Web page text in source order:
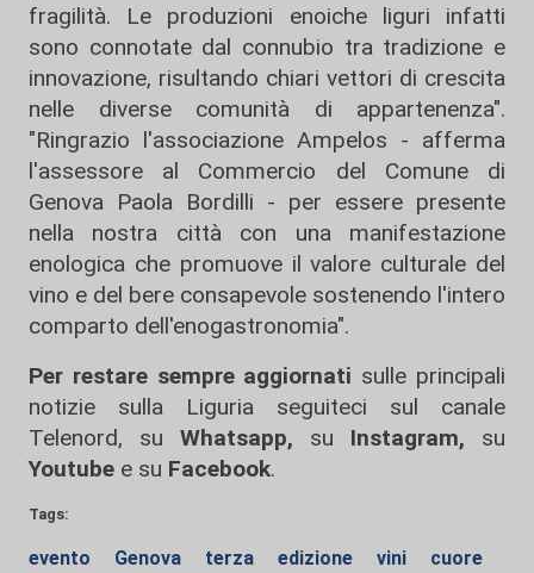
fragilità. Le produzioni enoiche liguri infatti
sono connotate dal connubio tra tradizione e
innovazione, risultando chiari vettori di crescita
nelle diverse comunità di appartenenza".
"Ringrazio l'associazione Ampelos - afferma
l'assessore al Commercio del Comune di
Genova Paola Bordilli - per essere presente
nella nostra città con una manifestazione
enologica che promuove il valore culturale del
vino e del bere consapevole sostenendo l'intero
comparto dell'enogastronomia".
Per restare sempre aggiornati sulle principali
notizie sulla Liguria seguiteci sul canale
Telenord, su
Whatsapp, su Instagram, su
Youtube e su Facebook.
Tags:
evento Genova terza edizione vini
cuore